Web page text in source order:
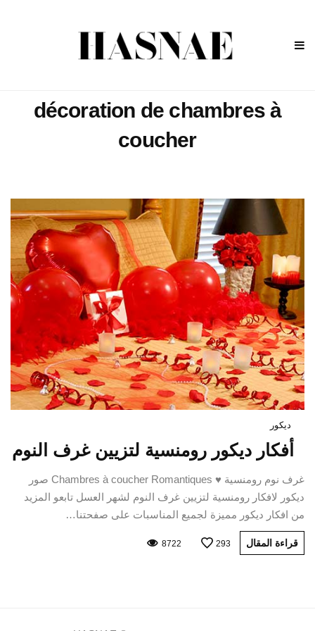
décoration de chambres à
coucher
ديكور
أفكار ديكور رومنسية لتزيين غرف النوم
غرف نوم رومنسية ♥ Chambres à coucher Romantiques صور
ديكور لافكار رومنسية لتزيين غرف النوم لشهر العسل تابعو المزيد
من افكار ديكور مميزة لجميع المناسبات على صفحتنا…
قراءة المقال 293
8722